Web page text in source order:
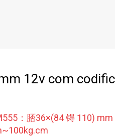
12v com
：脴36×(84 锝 110) mm